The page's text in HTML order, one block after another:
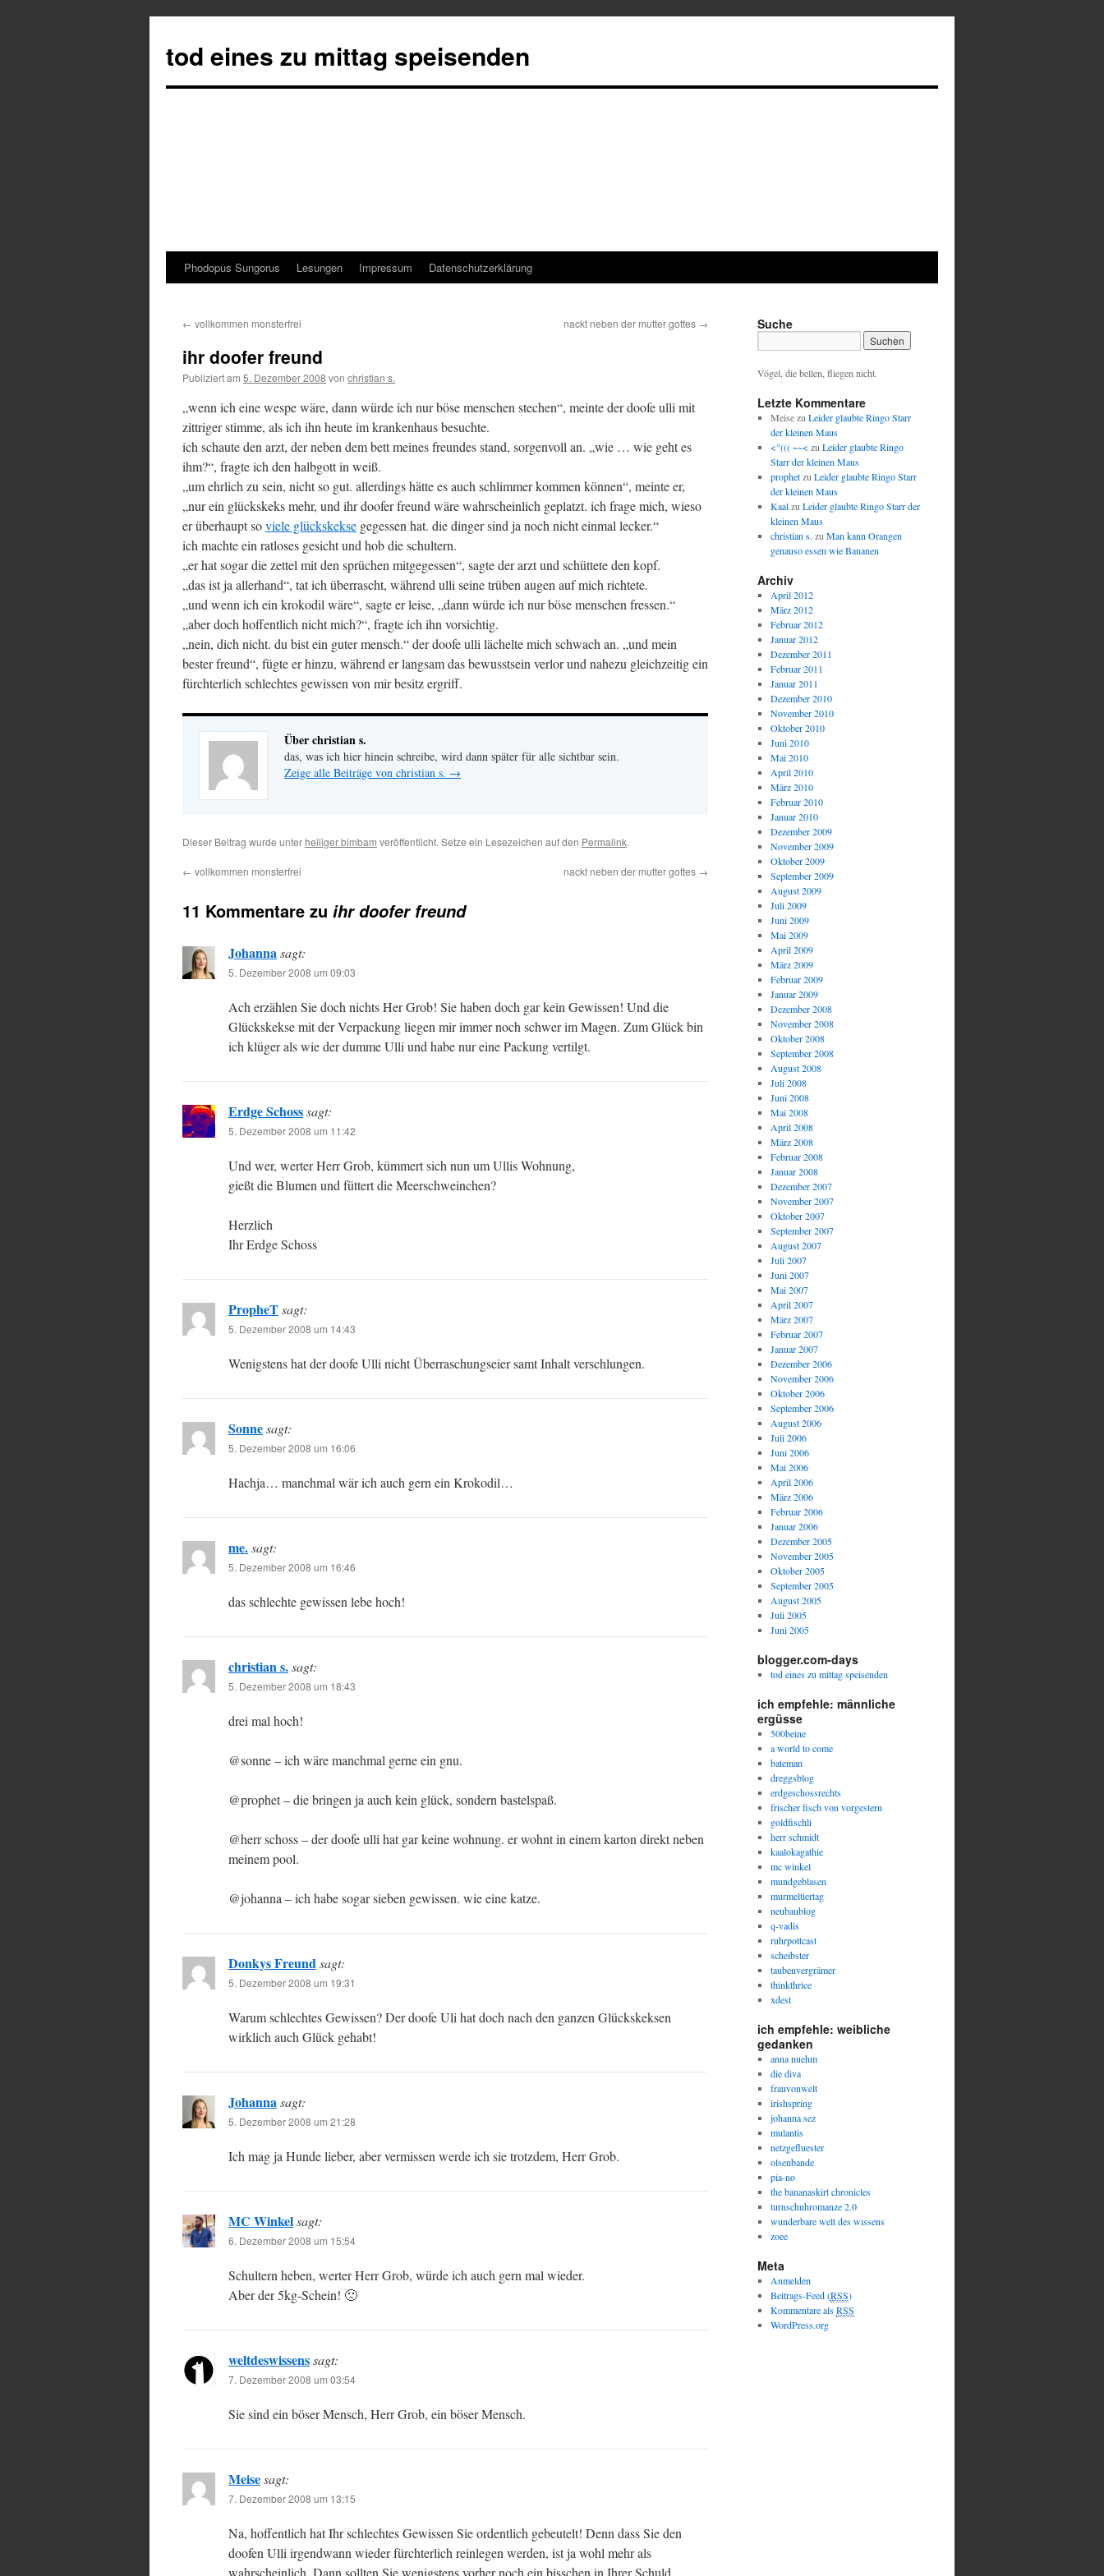
tod eines zu mittag speisenden
Springe
Inhalt
Phodopus Sungorus Lesungen Impressum Datenschutzerklärung
← vollkommen monsterfrei nackt neben der mutter gottes →
ihr doofer freund
Publiziert am 5. Dezember 2008 von christian s.
„wenn ich eine wespe wäre, dann würde ich nur böse menschen stechen“, meinte der doofe ulli mit
zittriger stimme, als ich ihn heute im krankenhaus besuchte.
ich schaute den arzt, der neben dem bett meines freundes stand, sorgenvoll an. „wie … wie geht es
ihm?“, fragte ich den halbgott in weiß.
„um ehrlich zu sein, nicht so gut. allerdings hätte es auch schlimmer kommen können“, meinte er,
„nur ein glückskeks mehr, und ihr doofer freund wäre wahrscheinlich geplatzt. ich frage mich, wieso
er überhaupt soviele glückskekse gegessen hat. die dinger sind ja noch nicht einmal lecker.“
ich machte ein ratloses gesicht und hob die schultern.
„er hat sogar die zettel mit den sprüchen mitgegessen“, sagte der arzt und schüttete den kopf.
„das ist ja allerhand“, tat ich überrascht, während ulli seine trüben augen auf mich richtete.
„und wenn ich ein krokodil wäre“, sagte er leise, „dann würde ich nur böse menschen fressen.“
„aber doch hoffentlich nicht mich?“, fragte ich ihn vorsichtig.
„nein, dich nicht. du bist ein guter mensch.“ der doofe ulli lächelte mich schwach an. „und mein
bester freund“, fügte er hinzu, während er langsam das bewusstsein verlor und nahezu gleichzeitig ein
fürchterlich schlechtes gewissen von mir besitz ergriff.
Über christian s.
das, was ich hier hinein schreibe, wird dann später für alle sichtbar sein.
Zeige alle Beiträge von christian s. →
Dieser Beitrag wurde unter heiliger bimbam veröffentlicht. Setze ein Lesezeichen auf den Permalink.
← vollkommen monsterfrei nackt neben der mutter gottes →
11 Kommentare zu ihr doofer freund
Johannasagt:
5. Dezember 2008 um 09:03
Ach erzählen Sie doch nichts Her Grob! Sie haben doch gar kein Gewissen! Und die
Glückskekse mit der Verpackung liegen mir immer noch schwer im Magen. Zum Glück bin
ich klüger als wie der dumme Ulli und habe nur eine Packung vertilgt.
Erdge Schosssagt:
5. Dezember 2008 um 11:42
Und wer, werter Herr Grob, kümmert sich nun um Ullis Wohnung,
gießt die Blumen und füttert die Meerschweinchen?
Herzlich
Ihr Erdge Schoss
PropheTsagt:
5. Dezember 2008 um 14:43
Wenigstens hat der doofe Ulli nicht Überraschungseier samt Inhalt verschlungen.
Sonnesagt:
5. Dezember 2008 um 16:06
Hachja… manchmal wär ich auch gern ein Krokodil…
me.sagt:
5. Dezember 2008 um 16:46
das schlechte gewissen lebe hoch!
christian s.sagt:
5. Dezember 2008 um 18:43
drei mal hoch!
@sonne – ich wäre manchmal gerne ein gnu.
@prophet – die bringen ja auch kein glück, sondern bastelspaß.
@herr schoss – der doofe ulli hat gar keine wohnung. er wohnt in einem karton direkt neben
meinem pool.
@johanna – ich habe sogar sieben gewissen. wie eine katze.
Donkys Freundsagt:
5. Dezember 2008 um 19:31
Warum schlechtes Gewissen? Der doofe Uli hat doch nach den ganzen Glückskeksen
wirklich auch Glück gehabt!
Johannasagt:
5. Dezember 2008 um 21:28
Ich mag ja Hunde lieber, aber vermissen werde ich sie trotzdem, Herr Grob.
MC Winkelsagt:
6. Dezember 2008 um 15:54
Schultern heben, werter Herr Grob, würde ich auch gern mal wieder.
Aber der 5kg-Schein! 🙁
weltdeswissenssagt:
7. Dezember 2008 um 03:54
Sie sind ein böser Mensch, Herr Grob, ein böser Mensch.
Meisesagt:
7. Dezember 2008 um 13:15
Na, hoffentlich hat Ihr schlechtes Gewissen Sie ordentlich gebeutelt! Denn dass Sie den
doofen Ulli irgendwann wieder fürchterlich reinlegen werden, ist ja wohl mehr als
wahrscheinlich. Dann sollten Sie wenigstens vorher noch ein bisschen in Ihrer Schuld
Suche
Vögel, die bellen, fliegen nicht.
Letzte Kommentare
Meisezu Leider glaubte Ringo Starr
der kleinen Maus
<°((( ~~< zu Leider glaubte Ringo
Starr der kleinen Maus
prophetzu Leider glaubte Ringo Starr
der kleinen Maus
Kaalzu Leider glaubte Ringo Starr der
kleinen Maus
christian s. zu Man kann Orangen
genauso essen wie Bananen
Archiv
April 2012
März 2012
Februar 2012
Januar 2012
Dezember 2011
Februar 2011
Januar 2011
Dezember 2010
November 2010
Oktober 2010
Juni 2010
Mai 2010
April 2010
März 2010
Februar 2010
Januar 2010
Dezember 2009
November 2009
Oktober 2009
September 2009
August 2009
Juli 2009
Juni 2009
Mai 2009
April 2009
März 2009
Februar 2009
Januar 2009
Dezember 2008
November 2008
Oktober 2008
September 2008
August 2008
Juli 2008
Juni 2008
Mai 2008
April 2008
März 2008
Februar 2008
Januar 2008
Dezember 2007
November 2007
Oktober 2007
September 2007
August 2007
Juli 2007
Juni 2007
Mai 2007
April 2007
März 2007
Februar 2007
Januar 2007
Dezember 2006
November 2006
Oktober 2006
September 2006
August 2006
Juli 2006
Juni 2006
Mai 2006
April 2006
März 2006
Februar 2006
Januar 2006
Dezember 2005
November 2005
Oktober 2005
September 2005
August 2005
Juli 2005
Juni 2005
blogger.com-days
tod eines zu mittag speisenden
ich empfehle: männliche
ergüsse
500beine
a world to come
bateman
dreggsblog
erdgeschossrechts
frischer fisch von vorgestern
goldfischli
herr schmidt
kaalokagathie
mc winkel
mundgeblasen
murmeltiertag
neubaublog
q-vadis
ruhrpottcast
scheibster
taubenvergrämer
thinkthrice
xdest
ich empfehle: weibliche
gedanken
anna nuehm
die diva
frauvonwelt
irishspring
johanna sez
mulantis
netzgefluester
olsenbande
pia-no
the bananaskirt chronicles
turnschuhromanze 2.0
wunderbare welt des wissens
zoee
Meta
Anmelden
Beitrags-Feed (RSS)
Kommentare alsRSS
WordPress.org